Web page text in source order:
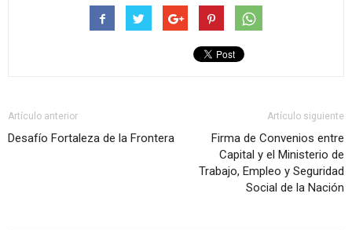
Artículo anterior
Desafío Fortaleza de la Frontera
Artículo siguiente
Firma de Convenios entre
Capital y el Ministerio de
Trabajo, Empleo y Seguridad
Social de la Nación